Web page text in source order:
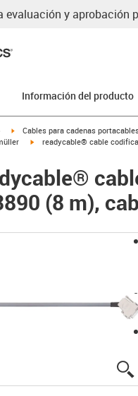
y aprobación
Información del producto
arrow-right
igus-icon-arrow-right
Cables para cadenas
igus-icon-arrow-right
readycable® cable
(8 m),